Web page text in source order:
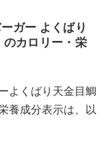
ガー よくばり
のカロリー・栄
よくばり天金目鯛
養成分表示は、以